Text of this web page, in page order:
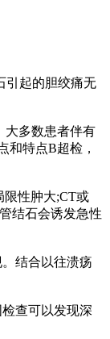
引起的胆绞痛无
多数患者伴有
和特点B超检，
性肿大;CT或
结石会诱发急性
结合以往溃疡
查可以发现深